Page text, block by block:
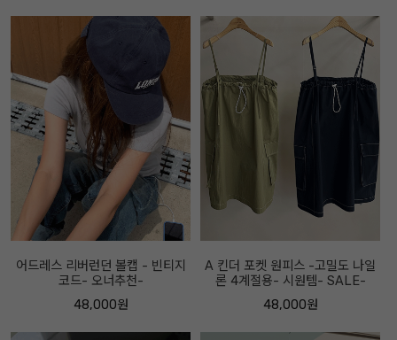
어드레스 리버런던 볼캡 - 빈티지
코드- 오너추천-
48,000원
A 킨더 포켓 원피스 -고밀도 나일
론 4계절용- 시원템- SALE-
48,000원